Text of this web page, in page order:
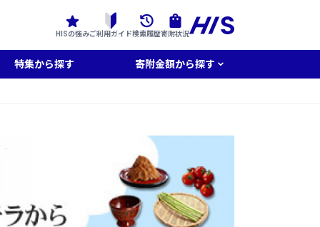
HISの強みご利用ガイド検索履歴寄附状況
特集から探す 寄附金額から探す